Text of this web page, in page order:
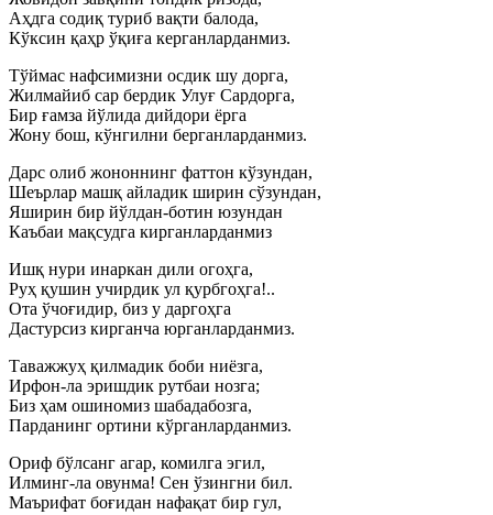
Аҳдга содиқ туриб вақти балода,
Кўксин қаҳр ўқиға керганларданмиз.
Тўймас нафсимизни осдик шу дорга,
Жилмайиб сар бердик Улуғ Сардорга,
Бир ғамза йўлида дийдори ёрга
Жону бош, кўнгилни берганларданмиз.
Дарс олиб жононнинг фаттон кўзундан,
Шеърлар машқ айладик ширин сўзундан,
Яширин бир йўлдан-ботин юзундан
Каъбаи мақсудга кирганларданмиз
Ишқ нури инаркан дили огоҳга,
Руҳ қушин учирдик ул қурбгоҳга!..
Ота ўчоғидир, биз у даргоҳга
Дастурсиз кирганча юрганларданмиз.
Таважжуҳ қилмадик боби ниёзга,
Ирфон-ла эришдик рутбаи нозга;
Биз ҳам ошиномиз шабадабозга,
Парданинг ортини кўрганларданмиз.
Ориф бўлсанг агар, комилга эгил,
Илминг-ла овунма! Сен ўзингни бил.
Маърифат боғидан нафақат бир гул,